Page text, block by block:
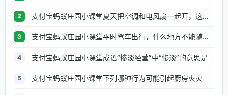
2 支付宝蚂蚁庄园小课堂夏天把空调和电风扇一起开，这种做法
3 支付宝蚂蚁庄园小课堂平时驾车出行，什么地方不能随便停车
4 支付宝蚂蚁庄园小课堂成语“惨淡经营”中“惨淡”的意思是
5 支付宝蚂蚁庄园小课堂下列哪种行为可能引起厨房火灾